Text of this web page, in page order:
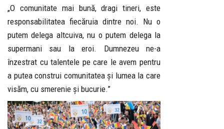
„O comunitate mai bună, dragi tineri, este
responsabilitatea fiecăruia dintre noi. Nu o
putem delega altcuiva, nu o putem delega la
supermani sau la eroi. Dumnezeu ne-a
înzestrat cu talentele pe care le avem pentru
a putea construi comunitatea și lumea la care
visăm, cu smerenie și bucurie.”